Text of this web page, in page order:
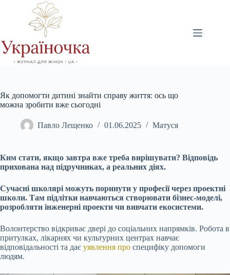
Як допомогти дитині знайти справу життя: ось що
можна зробити вже сьогодні
Павло Лещенко 01.06.2025 Матуся
Ким стати, якщо завтра вже треба вирішувати? Відповідь
прихована над підручниках, а реальних діях.
Сучасні школярі можуть поринути у професії через проектні
школи. Там підлітки навчаються створювати бізнес-моделі,
розробляти інженерні проекти чи вивчати екосистеми.
Волонтерство відкриває двері до соціальних напрямків. Робота в
притулках, лікарнях чи культурних центрах навчає
відповідальності та дає уявлення про специфіку допомоги
людям.